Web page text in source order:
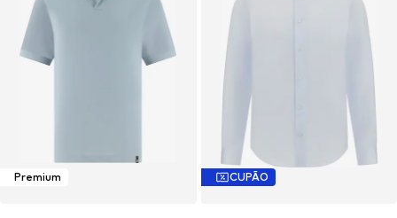
Premium CUPÃO